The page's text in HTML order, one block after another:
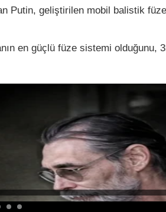
Putin, geliştirilen mobil balistik
en güçlü füze sistemi